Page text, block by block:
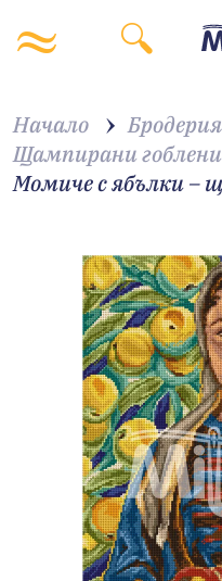
Начало
Бродерия
Щампирани гоблени
Момиче с ябълки –